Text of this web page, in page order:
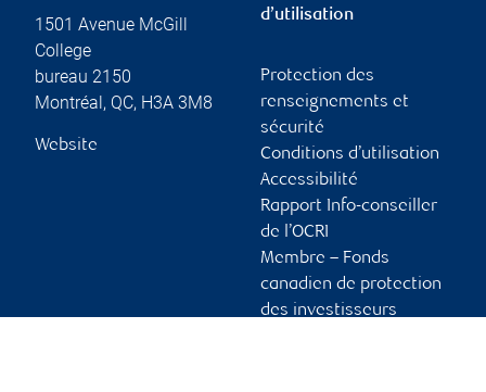
1501 Avenue McGill
College
bureau 2150
Montréal, QC, H3A 3M8
Website
d’utilisation
Protection des
renseignements et
sécurité
Conditions d’utilisation
Accessibilité
Rapport Info-conseiller
de l’OCRI
Membre – Fonds
canadien de protection
des investisseurs